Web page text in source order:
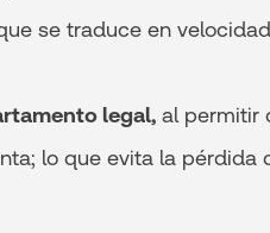
se traduce en
legal, al permitir
lo que evita la